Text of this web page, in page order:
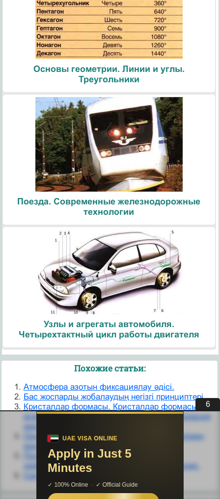
Основы геометрии. Линии и углы.
Треугольники
Поезда. Современные железнодорожные
технологии
Узлы и агрегаты автомобиля.
Четырехтактный цикл работы двигателя
Похожие статьи:
Атмосфера азотын фиксациялау әдісі.
Бас жоспарды жобалаудың негізгі принциптері
Кристалдар формасы. Кристалдар формасына
әсер ететін факторлар.Дендритті кристализация
және ликвация.
Орналасу тығыздықғы теориясының көмегімен
кристалдану құрылым сипаттау
Поликристалдардың пластикалық
деформацияның дислокациондық механизмі.
Салыстыру әдісі.
5